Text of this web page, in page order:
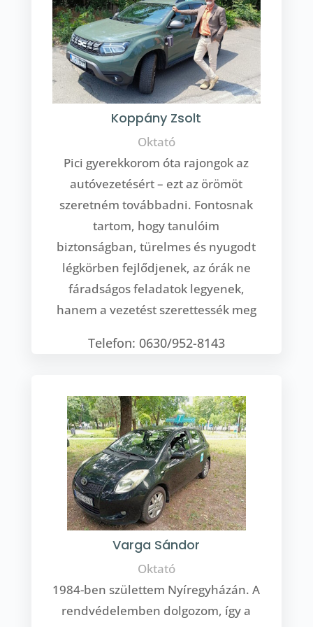
Koppány Zsolt
Oktató
Pici gyerekkorom óta rajongok az
autóvezetésért – ezt az örömöt
szeretném továbbadni. Fontosnak
tartom, hogy tanulóim
biztonságban, türelmes és nyugodt
légkörben fejlődjenek, az órák ne
fáradságos feladatok legyenek,
hanem a vezetést szerettessék meg
Telefon: 0630/952-8143
Varga Sándor
Oktató
1984-ben születtem Nyíregyházán. A
rendvédelemben dolgozom, így a